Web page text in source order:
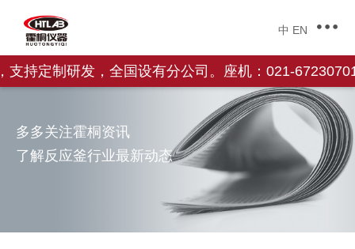
中 EN
支持定制研发，全国设有分公司。座机：021-
多多关注霍桐资讯
了解反应釜行业最新动态